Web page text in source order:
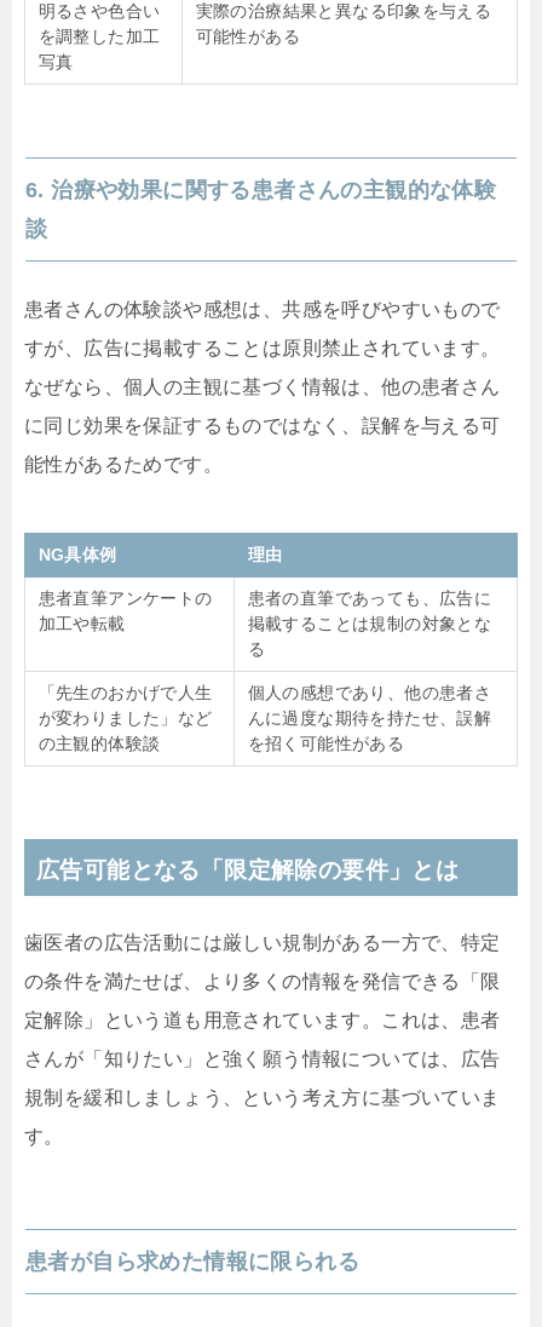
明るさや色合い
を調整した加工
写真
実際の治療結果と異なる印象を与える
可能性がある
6. 治療や効果に関する患者さんの主観的な体験
談
患者さんの体験談や感想は、共感を呼びやすいもので
すが、広告に掲載することは原則禁止されています。
なぜなら、個人の主観に基づく情報は、他の患者さん
に同じ効果を保証するものではなく、誤解を与える可
能性があるためです。
NG具体例 理由
患者直筆アンケートの
加工や転載
患者の直筆であっても、広告に
掲載することは規制の対象とな
る
「先生のおかげで人生
が変わりました」など
の主観的体験談
個人の感想であり、他の患者さ
んに過度な期待を持たせ、誤解
を招く可能性がある
広告可能となる「限定解除の要件」とは
歯医者の広告活動には厳しい規制がある一方で、特定
の条件を満たせば、より多くの情報を発信できる「限
定解除」という道も用意されています。これは、患者
さんが「知りたい」と強く願う情報については、広告
規制を緩和しましょう、という考え方に基づいていま
す。
患者が自ら求めた情報に限られる